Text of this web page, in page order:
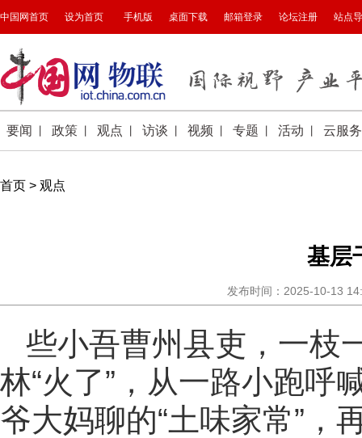
首页 > 观点
基层
发布时间：2025-10-13
些小吾曹州县吏，一枝
林“火了”，从一路小跑呼
爷大妈聊的“土味家常”，